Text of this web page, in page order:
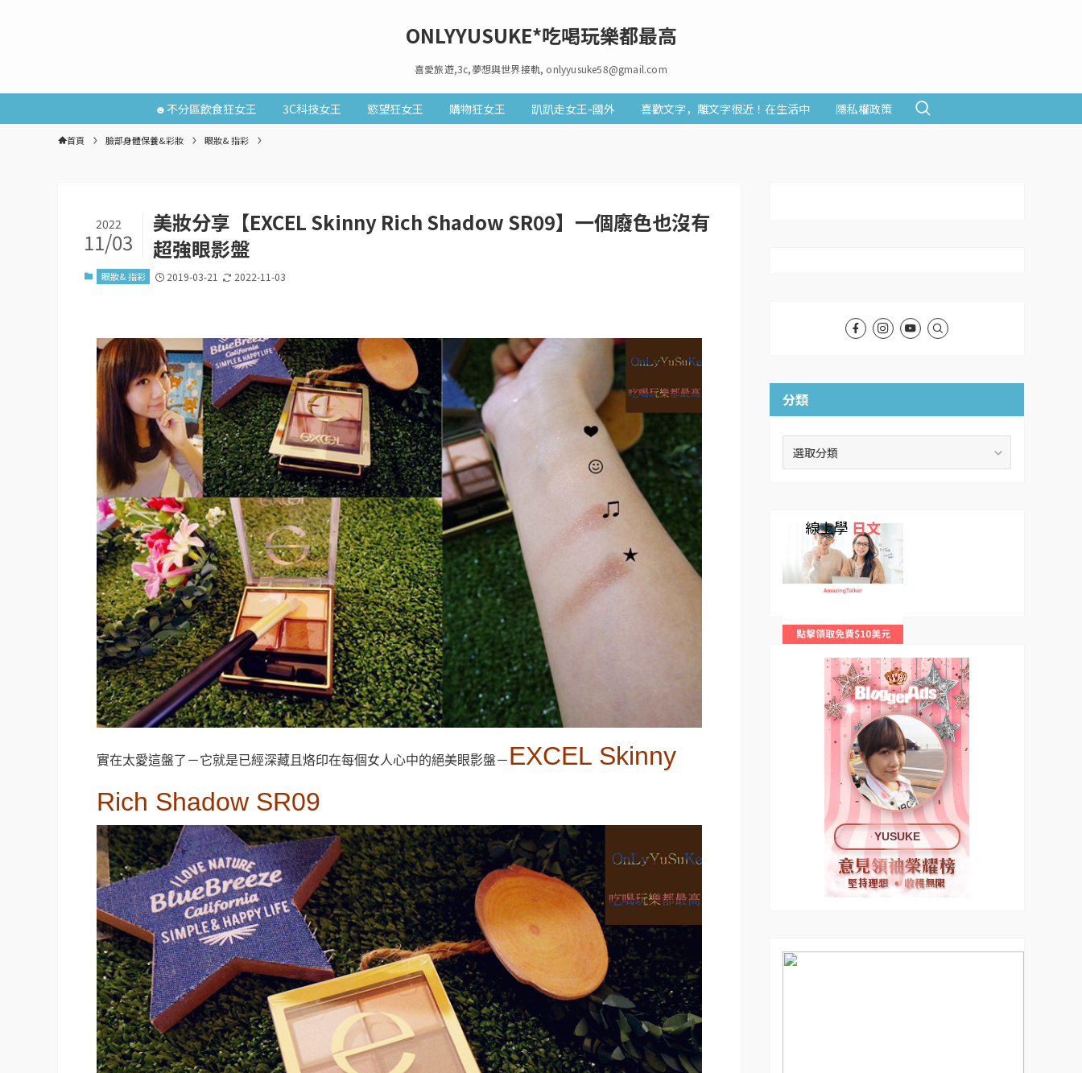
ONLYYUSUKE*吃喝玩樂都最高
喜愛旅遊,3c,夢想與世界接軌, onlyyusuke58@gmail.com
☻不分區飲食狂女王 3C科技女王 慾望狂女王 購物狂女王 趴趴走女王-國外 喜歡文字，離文字很近！在生活中 隱私權政策
首頁 臉部身體保養&彩妝 眼妝& 指彩
美妝分享【EXCEL Skinny Rich Shadow SR09】一個廢色也沒有
超強眼影盤
2022
11/03
眼妝& 指彩 2019-03-21 2022-11-03
實在太愛這盤了－它就是已經深藏且烙印在每個女人心中的絕美眼影盤－ EXCEL Skinny
Rich Shadow SR09
分類
線上學 日文
YUSUKE